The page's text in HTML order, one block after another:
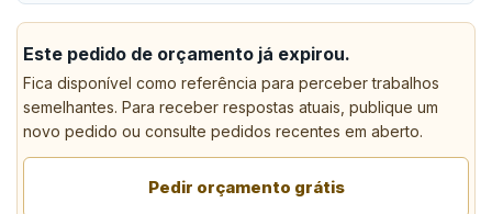
Este pedido de orçamento já expirou.
Fica disponível como referência para perceber trabalhos
semelhantes. Para receber respostas atuais, publique um
novo pedido ou consulte pedidos recentes em aberto.
Pedir orçamento grátis